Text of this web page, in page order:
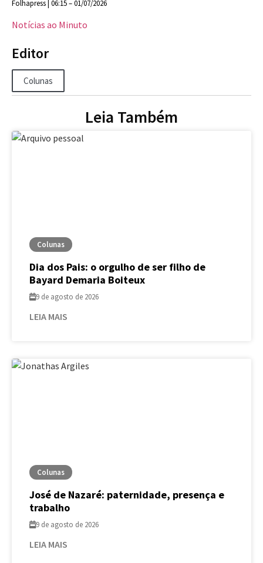
Folhapress | 06:15 – 01/07/2026
Notícias ao Minuto
Editor
Colunas
Leia Também
Colunas
Dia dos Pais: o orgulho de ser filho de
Bayard Demaria Boiteux
9 de agosto de 2026
LEIA MAIS
Colunas
José de Nazaré: paternidade, presença e
trabalho
9 de agosto de 2026
LEIA MAIS